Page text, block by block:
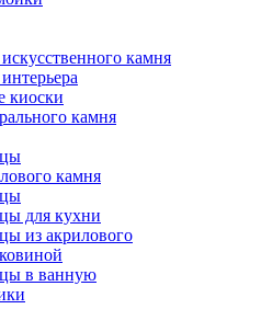
камня
киоски
камня
камня
для кухни
из акрилового
в ванную